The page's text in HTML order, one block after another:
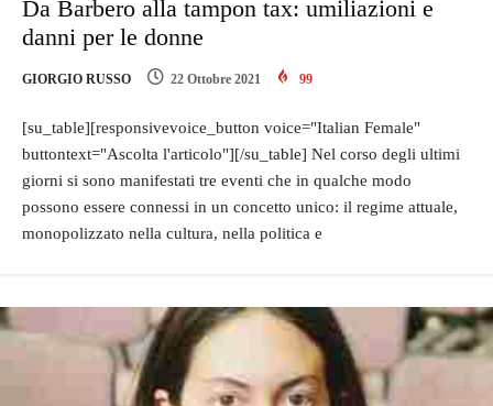
Da Barbero alla tampon tax: umiliazioni e
danni per le donne
GIORGIO RUSSO 22 Ottobre 2021 99
[su_table][responsivevoice_button voice="Italian Female"
buttontext="Ascolta l'articolo"][/su_table] Nel corso degli ultimi
giorni si sono manifestati tre eventi che in qualche modo
possono essere connessi in un concetto unico: il regime attuale,
monopolizzato nella cultura, nella politica e